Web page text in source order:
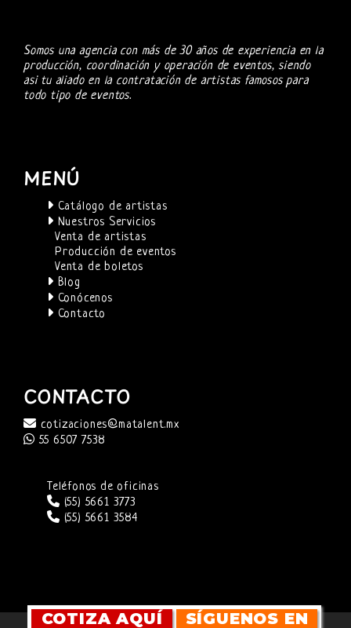
Somos una agencia con más de 30 años de experiencia en la
producción, coordinación y operación de eventos, siendo
asi tu aliado en la contratación de artistas famosos para
todo tipo de eventos.
MENÚ
Catálogo de artistas
Nuestros Servicios
Venta de artistas
Producción de eventos
Venta de boletos
Blog
Conócenos
Contacto
CONTACTO
cotizaciones@matalent.mx
55 6507 7538
Teléfonos de oficinas
(55) 5661 3773
(55) 5661 3584
COTIZA AQUÍ SÍGUENOS EN